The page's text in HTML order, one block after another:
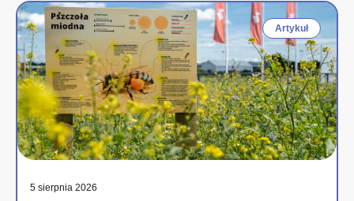
Artykuł
5 sierpnia 2026